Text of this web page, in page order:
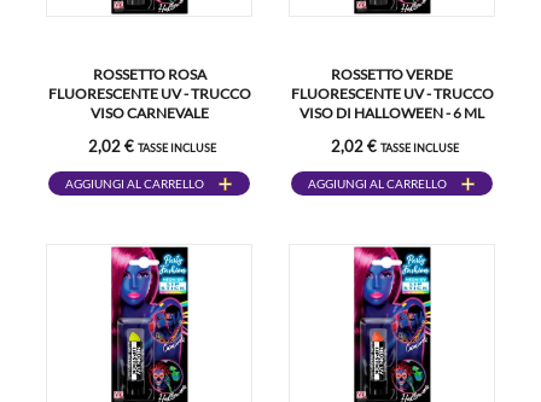
ROSSETTO ROSA
FLUORESCENTE UV - TRUCCO
VISO CARNEVALE
2,02 € TASSE INCLUSE
AGGIUNGI AL CARRELLO
ROSSETTO VERDE
FLUORESCENTE UV - TRUCCO
VISO DI HALLOWEEN - 6 ML
2,02 € TASSE INCLUSE
AGGIUNGI AL CARRELLO